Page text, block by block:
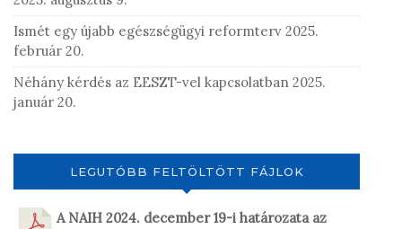
Ismét egy újabb egészségügyi reformterv 2025.
február 20.
Néhány kérdés az EESZT-vel kapcsolatban 2025.
január 20.
LEGUTÓBB FELTÖLTÖTT FÁJLOK
A NAIH 2024. december 19-i határozata az